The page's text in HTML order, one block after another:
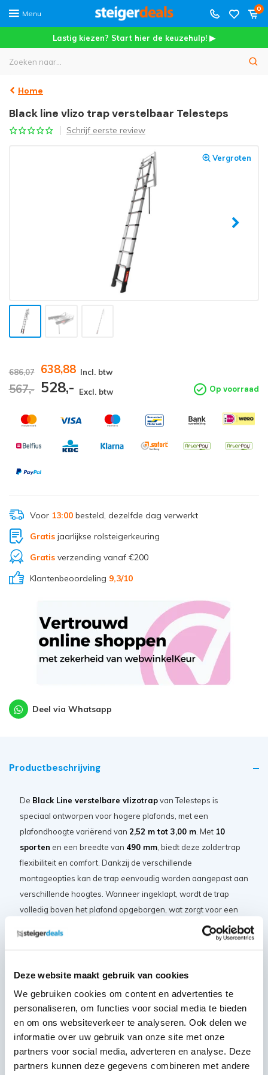
Deze website maakt gebruik van cookies
We gebruiken cookies om content en advertenties te
personaliseren, om functies voor social media te bieden
en om ons websiteverkeer te analyseren. Ook delen we
informatie over uw gebruik van onze site met onze
partners voor social media, adverteren en analyse. Deze
partners kunnen deze gegevens combineren met andere
Menu
0
Lastig kiezen? Start hier de keuzehulp! ▶
Home
Black line vlizo trap verstelbaar Telesteps
Schrijf eerste review
Vergroten
686,07 638,88 Incl. btw
567,- 528,- Excl. btw Op voorraad
Voor 13:00besteld, dezelfde dag verwerkt
Gratisjaarlijkse rolsteigerkeuring
Gratisverzending vanaf €200
Klantenbeoordeling 9,3/10
Deel via Whatsapp
Productbeschrijving
De Black Line verstelbare vlizotrapvan Telesteps is
speciaal ontworpen voor hogere plafonds, met een
plafondhoogte variërend van 2,52 m tot 3,00 m. Met 10
sporten en een breedte van 490 mm, biedt deze zoldertrap
flexibiliteit en comfort. Dankzij de verschillende
montageopties kan de trap eenvoudig worden aangepast aan
verschillende hoogtes. Wanneer ingeklapt, wordt de trap
volledig boven het plafond opgeborgen, wat zorgt voor een
Autosteps-
Systeem
maakt het inschuiven en opbergen van de trap zeer
en TÜV/GS-normen, wat zorgt voor veiligheid en
Specificaties
10